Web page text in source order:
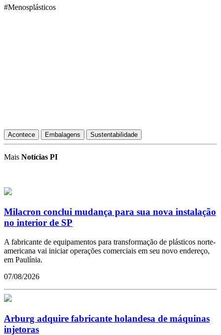
#Menosplásticos
Acontece Embalagens Sustentabilidade
Mais Notícias PI
Milacron conclui mudança para sua nova instalação
no interior de SP
A fabricante de equipamentos para transformação de plásticos norte-
americana vai iniciar operações comerciais em seu novo endereço,
em Paulínia.
07/08/2026
Arburg adquire fabricante holandesa de máquinas
injetoras